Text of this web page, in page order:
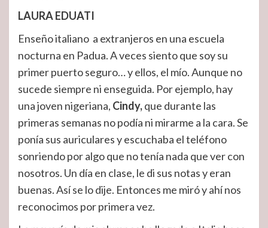
LAURA EDUATI
Enseño italiano a extranjeros en una escuela
nocturna en Padua. A veces siento que soy su
primer puerto seguro… y ellos, el mío. Aunque no
sucede siempre ni enseguida. Por ejemplo, hay
una joven nigeriana, Cindy,que durante las
primeras semanas no podía ni mirarme a la cara. Se
ponía sus auriculares y escuchaba el teléfono
sonriendo por algo que no tenía nada que ver con
nosotros. Un día en clase, le di sus notas y eran
buenas. Así se lo dije. Entonces me miró y ahí nos
reconocimos por primera vez.